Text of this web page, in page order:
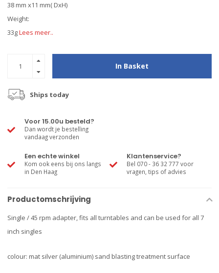
38 mm x11 mm( DxH)
Weight:
33gLees meer..
In Basket
Ships today
Voor 15.00u besteld?
Dan wordt je bestelling
vandaag verzonden
Een echte winkel
Kom ook eens bij ons langs
in Den Haag
Klantenservice?
Bel 070 - 36 32 777 voor
vragen, tips of advies
Productomschrijving
Single / 45 rpm adapter, fits all turntables and can be used for all 7
inch singles
colour: mat silver (aluminium) sand blasting treatment surface